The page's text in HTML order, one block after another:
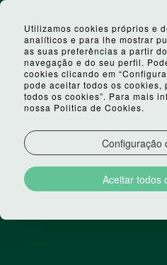
Utilizamos cookies próprios e
analíticos e para lhe mostrar
as suas preferências a partir
navegação e do seu perfil.
cookies clicando em
pode aceitar todos os cookies,
todos os cookies”. Para mais
nossa Politica de Cookies.
Configuração
Aceitar todos